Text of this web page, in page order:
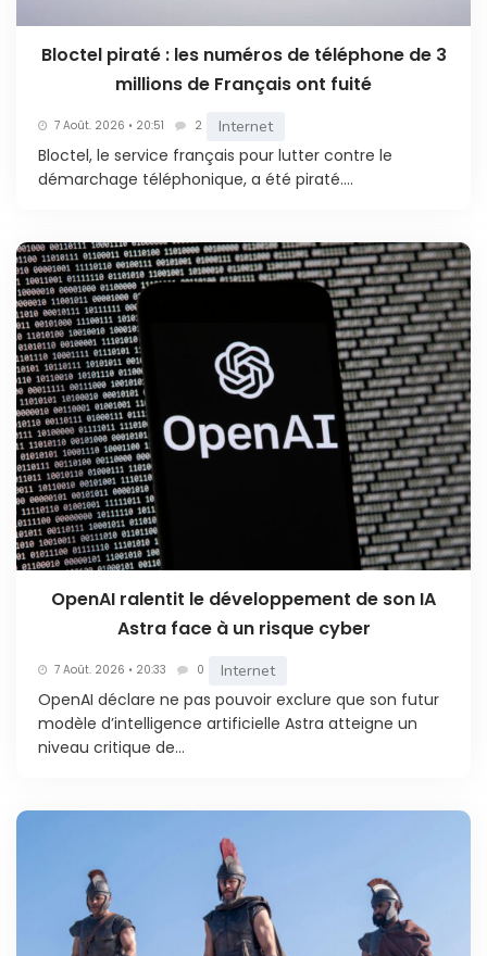
Bloctel piraté : les numéros de téléphone de 3
millions de Français ont fuité
7 Août. 2026 • 20:51 2 Internet
Bloctel, le service français pour lutter contre le
démarchage téléphonique, a été piraté....
OpenAI ralentit le développement de son IA
Astra face à un risque cyber
7 Août. 2026 • 20:33 0 Internet
OpenAI déclare ne pas pouvoir exclure que son futur
modèle d’intelligence artificielle Astra atteigne un
niveau critique de...